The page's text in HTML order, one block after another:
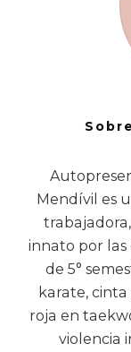
Mendívil es
innato por las
de 5°
karate,
roja en
violencia